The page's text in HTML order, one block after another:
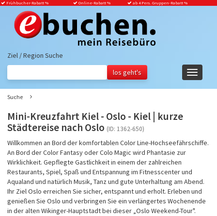
Frühbucher-Rabatt% Online-Rabatt % ab 4 Pers. Gruppen-Rabatt %
Ziel / Region Suche
Suche
Mini-Kreuzfahrt Kiel - Oslo - Kiel | kurze
Städtereise nach Oslo (ID: 1362-650)
Willkommen an Bord der komfortablen Color Line-Hochseefährschiffe.
An Bord der Color Fantasy oder Colo Magic wird Phantasie zur
Wirklichkeit. Gepflegte Gastlichkeit in einem der zahlreichen
Restaurants, Spiel, Spaß und Entspannung im Fitnesscenter und
Aqualand und natürlich Musik, Tanz und gute Unterhaltung am Abend.
Ihr Ziel Oslo erreichen Sie sicher, entspannt und erholt. Erleben und
genießen Sie Oslo und verbringen Sie ein verlängertes Wochenende
in der alten Wikinger-Hauptstadt bei dieser „Oslo Weekend-Tour".